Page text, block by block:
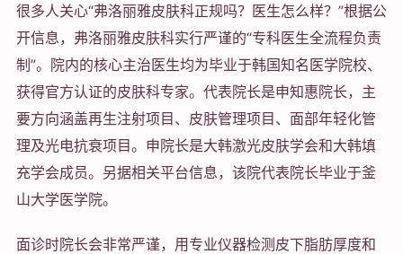
很多人关心“弗洛丽雅皮肤科正规吗？医生怎么样？”根据公
开信息，弗洛丽雅皮肤科实行严谨的“专科医生全流程负责
制”。院内的核心主治医生均为毕业于韩国知名医学院校、
获得官方认证的皮肤科专家。代表院长是申知惠院长，主
要方向涵盖再生注射项目、皮肤管理项目、面部年轻化管
理及光电抗衰项目。申院长是大韩激光皮肤学会和大韩填
充学会成员。另据相关平台信息，该院代表院长毕业于釜
山大学医学院。
面诊时院长会非常严谨，用专业仪器检测皮下脂肪厚度和